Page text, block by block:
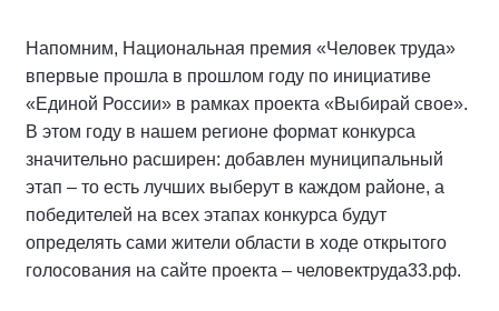
Напомним, Национальная премия «Человек труда»
впервые прошла в прошлом году по инициативе
«Единой России» в рамках проекта «Выбирай свое».
В этом году в нашем регионе формат конкурса
значительно расширен: добавлен муниципальный
этап – то есть лучших выберут в каждом районе, а
победителей на всех этапах конкурса будут
определять сами жители области в ходе открытого
голосования на сайте проекта – человектруда33.рф.